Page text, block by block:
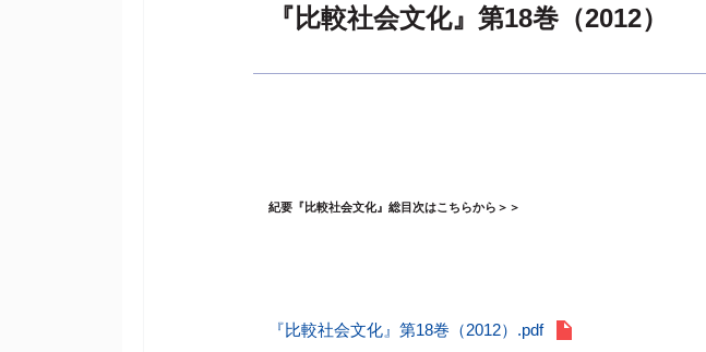
『比較社会文化』第18巻（2012）
紀要『比較社会文化』総目次はこちらから＞＞
『比較社会文化』第18巻（2012）.pdf